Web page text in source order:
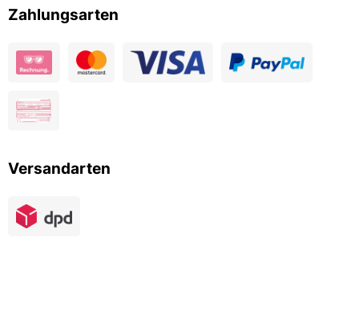
Zahlungsarten
Versandarten